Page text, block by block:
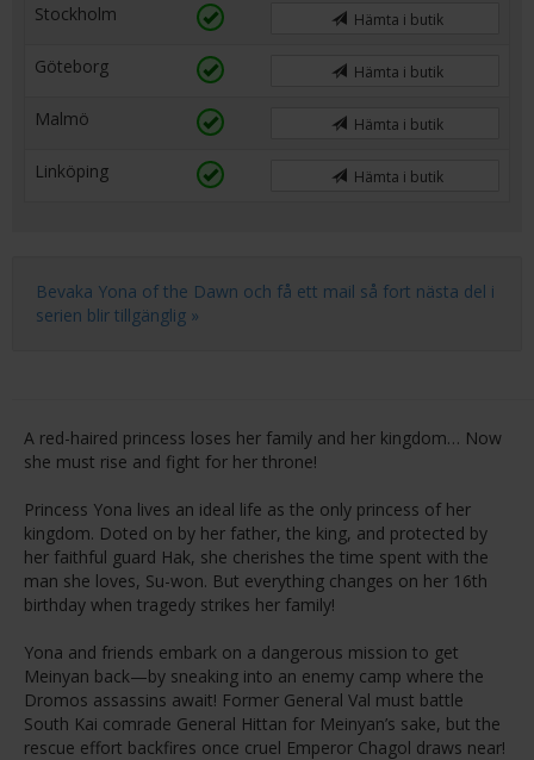
Stockholm Hämta i butik
Göteborg Hämta i butik
Malmö Hämta i butik
Linköping Hämta i butik
Bevaka Yona of the Dawn och få ett mail så fort nästa del i
serien blir tillgänglig »
A red-haired princess loses her family and her kingdom… Now
she must rise and fight for her throne!
Princess Yona lives an ideal life as the only princess of her
kingdom. Doted on by her father, the king, and protected by
her faithful guard Hak, she cherishes the time spent with the
man she loves, Su-won. But everything changes on her 16th
birthday when tragedy strikes her family!
Yona and friends embark on a dangerous mission to get
Meinyan back—by sneaking into an enemy camp where the
Dromos assassins await! Former General Val must battle
South Kai comrade General Hittan for Meinyan’s sake, but the
rescue effort backfires once cruel Emperor Chagol draws near!